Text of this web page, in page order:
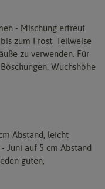
- Mischung erfreut
zum Frost. Teilweise
zu verwenden. Für
Wuchshöhe
Abstand, leicht
Juni auf 5 cm Abstand
guten,